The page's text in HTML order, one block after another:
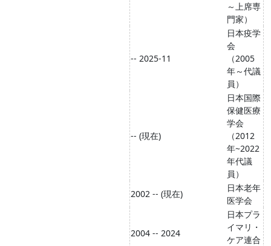
～上席専
門家）
-- 2025-11
日本疫学
会
（2005
年～代議
員）
-- (現在)
日本国際
保健医療
学会
（2012
年~2022
年代議
員）
2002 -- (現在)
日本老年
医学会
2004 -- 2024
日本プラ
イマリ・
ケア連合